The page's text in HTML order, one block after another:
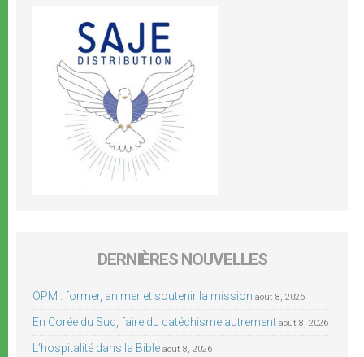
DERNIÈRES NOUVELLES
OPM : former, animer et soutenir la mission août 8, 2026
En Corée du Sud, faire du catéchisme autrement août 8, 2026
L’hospitalité dans la Bible août 8, 2026